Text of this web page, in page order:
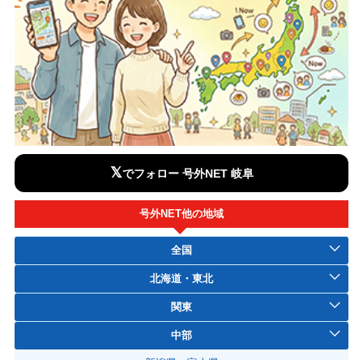
𝕏でフォロー 号外NET 岐阜
号外NET他の地域
全国
北海道・東北
関東
中部